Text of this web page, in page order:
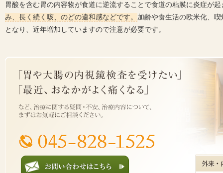
胃酸を含む胃の内容物が食道に逆流することで食道の粘膜に炎症が
み、長く続く咳、のどの違和感などです。 加齢や食生活の欧米化、
となり、近年増加していますので注意が必要です。